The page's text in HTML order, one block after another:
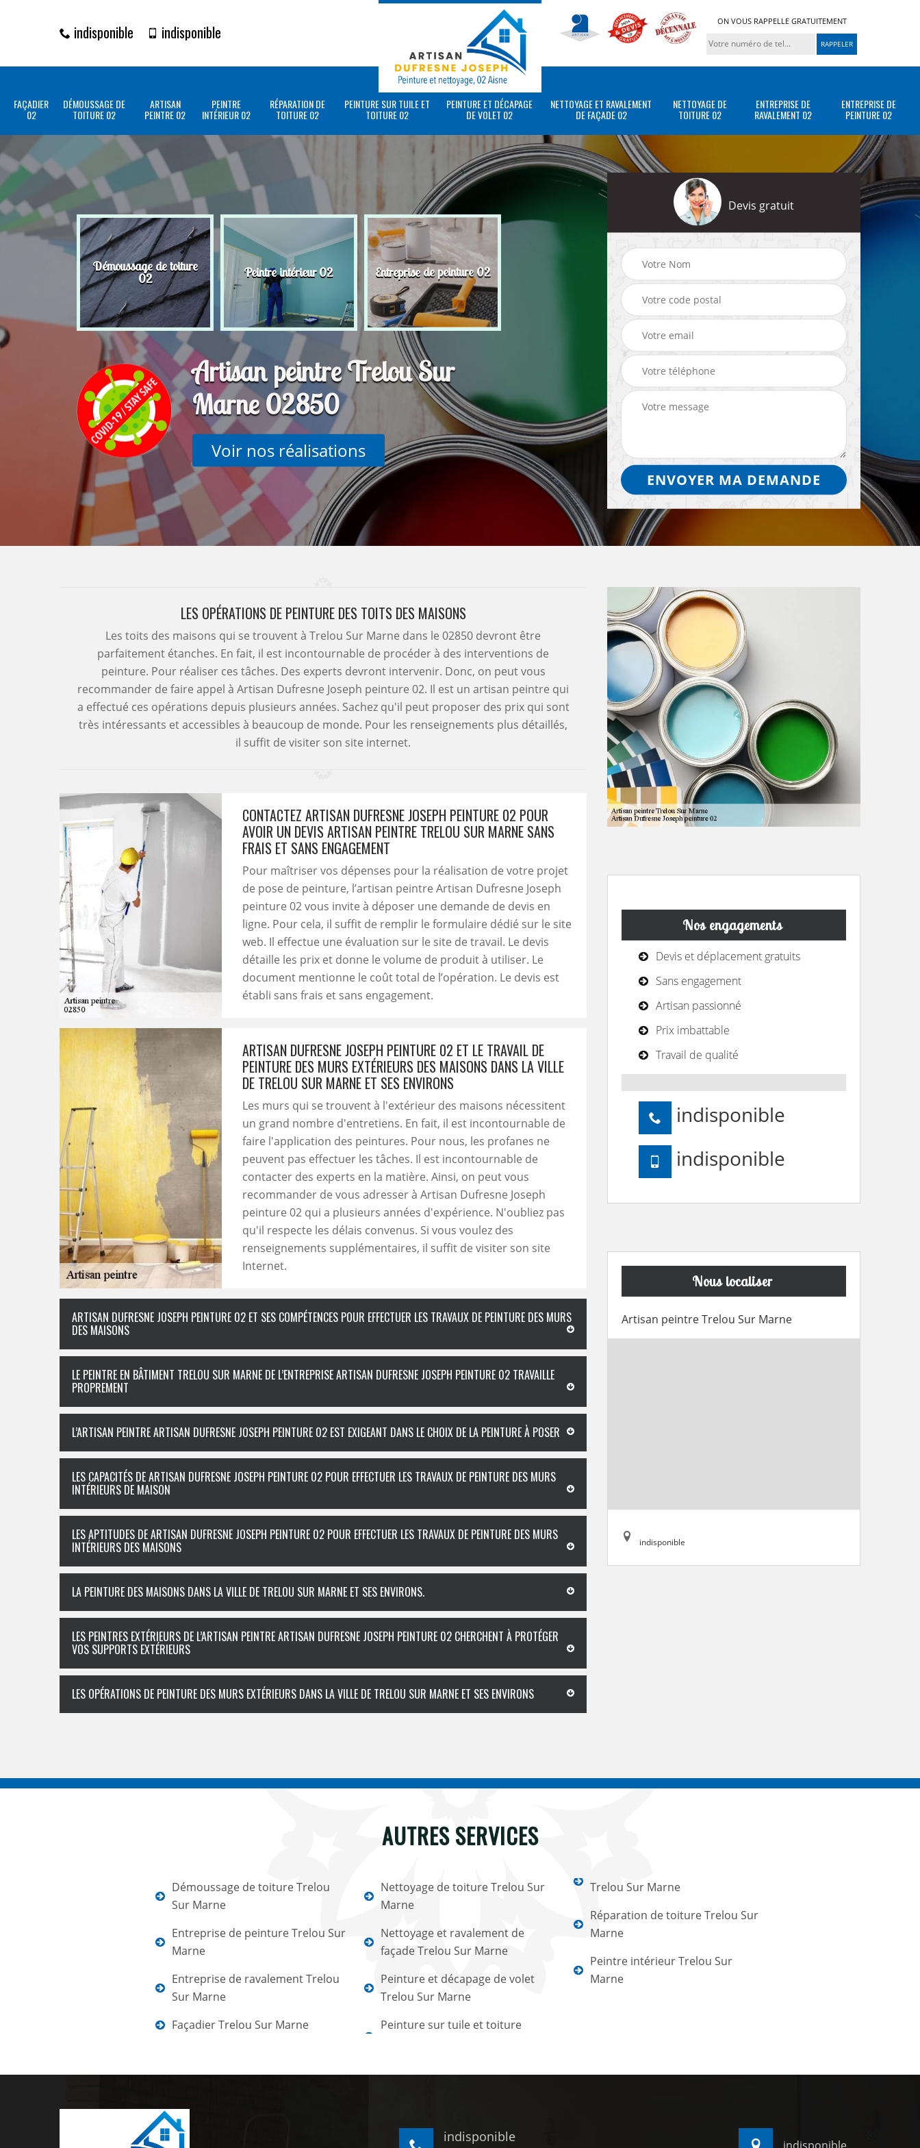
indisponible indisponible
ON VOUS RAPPELLE GRATUITEMENT
FAÇADIER
02
DÉMOUSSAGE DE
TOITURE 02
ARTISAN
PEINTRE 02
PEINTRE
INTÉRIEUR 02
RÉPARATION DE
TOITURE 02
PEINTURE SUR TUILE ET
TOITURE 02
PEINTURE ET DÉCAPAGE
DE VOLET 02
NETTOYAGE ET RAVALEMENT
DE FAÇADE 02
NETTOYAGE DE
TOITURE 02
ENTREPRISE DE
RAVALEMENT 02
ENTREPRISE DE
PEINTURE 02
Démoussage de toiture
02 Peintre intérieur 02 Entreprise de peinture 02
Artisan peintre Trelou Sur
Marne 02850
Voir nos réalisations
Devis gratuit
LES OPÉRATIONS DE PEINTURE DES TOITS DES MAISONS
Les toits des maisons qui se trouvent à Trelou Sur Marne dans le 02850 devront être
parfaitement étanches. En fait, il est incontournable de procéder à des interventions de
peinture. Pour réaliser ces tâches. Des experts devront intervenir. Donc, on peut vous
recommander de faire appel à Artisan Dufresne Joseph peinture 02. Il est un artisan peintre qui
a effectué ces opérations depuis plusieurs années. Sachez qu'il peut proposer des prix qui sont
très intéressants et accessibles à beaucoup de monde. Pour les renseignements plus détaillés,
il suffit de visiter son site internet.
CONTACTEZ ARTISAN DUFRESNE JOSEPH PEINTURE 02 POUR
AVOIR UN DEVIS ARTISAN PEINTRE TRELOU SUR MARNE SANS
FRAIS ET SANS ENGAGEMENT
Pour maîtriser vos dépenses pour la réalisation de votre projet
de pose de peinture, l’artisan peintre Artisan Dufresne Joseph
peinture 02 vous invite à déposer une demande de devis en
ligne. Pour cela, il suffit de remplir le formulaire dédié sur le site
web. Il effectue une évaluation sur le site de travail. Le devis
détaille les prix et donne le volume de produit à utiliser. Le
document mentionne le coût total de l’opération. Le devis est
établi sans frais et sans engagement.
ARTISAN DUFRESNE JOSEPH PEINTURE 02 ET LE TRAVAIL DE
PEINTURE DES MURS EXTÉRIEURS DES MAISONS DANS LA VILLE
DE TRELOU SUR MARNE ET SES ENVIRONS
Les murs qui se trouvent à l'extérieur des maisons nécessitent
un grand nombre d'entretiens. En fait, il est incontournable de
faire l'application des peintures. Pour nous, les profanes ne
peuvent pas effectuer les tâches. Il est incontournable de
contacter des experts en la matière. Ainsi, on peut vous
recommander de vous adresser à Artisan Dufresne Joseph
peinture 02 qui a plusieurs années d'expérience. N'oubliez pas
qu'il respecte les délais convenus. Si vous voulez des
renseignements supplémentaires, il suffit de visiter son site
Internet.
ARTISAN DUFRESNE JOSEPH PEINTURE 02 ET SES COMPÉTENCES POUR EFFECTUER LES TRAVAUX DE PEINTURE DES MURS
DES MAISONS
LE PEINTRE EN BÂTIMENT TRELOU SUR MARNE DE L’ENTREPRISE ARTISAN DUFRESNE JOSEPH PEINTURE 02 TRAVAILLE
PROPREMENT
L’ARTISAN PEINTRE ARTISAN DUFRESNE JOSEPH PEINTURE 02 EST EXIGEANT DANS LE CHOIX DE LA PEINTURE À POSER
LES CAPACITÉS DE ARTISAN DUFRESNE JOSEPH PEINTURE 02 POUR EFFECTUER LES TRAVAUX DE PEINTURE DES MURS
INTÉRIEURS DE MAISON
LES APTITUDES DE ARTISAN DUFRESNE JOSEPH PEINTURE 02 POUR EFFECTUER LES TRAVAUX DE PEINTURE DES MURS
INTÉRIEURS DES MAISONS
LA PEINTURE DES MAISONS DANS LA VILLE DE TRELOU SUR MARNE ET SES ENVIRONS.
LES PEINTRES EXTÉRIEURS DE L’ARTISAN PEINTRE ARTISAN DUFRESNE JOSEPH PEINTURE 02 CHERCHENT À PROTÉGER
VOS SUPPORTS EXTÉRIEURS
LES OPÉRATIONS DE PEINTURE DES MURS EXTÉRIEURS DANS LA VILLE DE TRELOU SUR MARNE ET SES ENVIRONS
Nos engagements
Devis et déplacement gratuits
Sans engagement
Artisan passionné
Prix imbattable
Travail de qualité
indisponible
indisponible
Nous localiser
Artisan peintre Trelou Sur Marne
indisponible
AUTRES SERVICES
Démoussage de toiture Trelou
Sur Marne
Entreprise de peinture Trelou Sur
Marne
Entreprise de ravalement Trelou
Sur Marne
Façadier Trelou Sur Marne
Nettoyage de toiture Trelou Sur
Marne
Nettoyage et ravalement de
façade Trelou Sur Marne
Peinture et décapage de volet
Trelou Sur Marne
Peinture sur tuile et toiture
Trelou Sur Marne
Réparation de toiture Trelou Sur
Marne
Peintre intérieur Trelou Sur
Marne
indisponible